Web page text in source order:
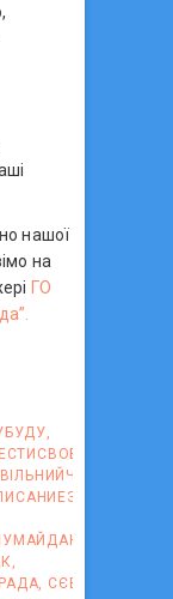
нашої
на
ГО